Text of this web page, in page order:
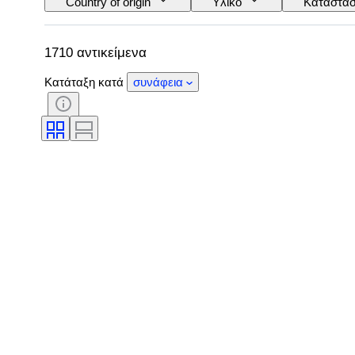
Έλεγχος
Τροφοδοσία Εταιρεία
1710 αντικείμενα
Κατάταξη κατά συνάφεια